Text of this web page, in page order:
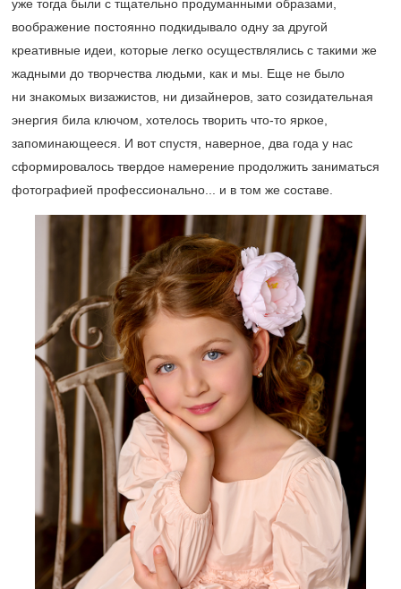
уже тогда были с тщательно продуманными образами,
воображение постоянно подкидывало одну за другой
креативные идеи, которые легко осуществлялись с такими же
жадными до творчества людьми, как и мы. Еще не было
ни знакомых визажистов, ни дизайнеров, зато созидательная
энергия била ключом, хотелось творить что-то яркое,
запоминающееся. И вот спустя, наверное, два года у нас
сформировалось твердое намерение продолжить заниматься
фотографией профессионально... и в том же составе.